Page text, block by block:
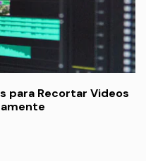
para Recortar Videos